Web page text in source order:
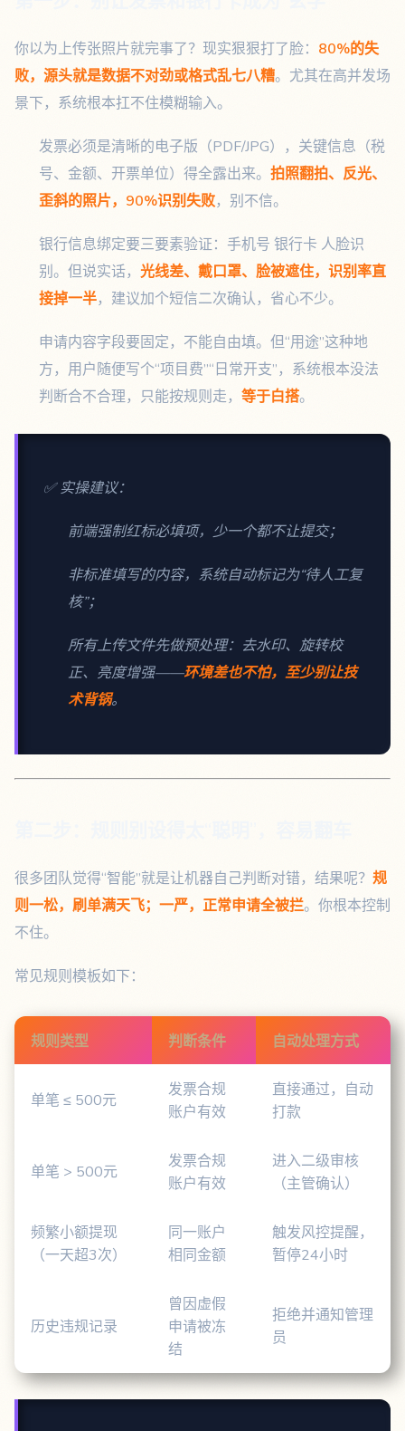
你以为上传张照片就完事了？现实狠狠打了脸： 80%的失
败，源头就是数据不对劲或格式乱七八糟。尤其在高并发场
景下，系统根本扛不住模糊输入。
发票必须是清晰的电子版（PDF/JPG），关键信息（税
号、金额、开票单位）得全露出来。 拍照翻拍、反光、
歪斜的照片，90%识别失败，别不信。
银行信息绑定要三要素验证：手机号 银行卡 人脸识
别。但说实话， 光线差、戴口罩、脸被遮住，识别率直
接掉一半，建议加个短信二次确认，省心不少。
申请内容字段要固定，不能自由填。但“用途”这种地
方，用户随便写个“项目费”“日常开支”，系统根本没法
判断合不合理，只能按规则走， 等于白搭。
✅ 实操建议：
前端强制红标必填项，少一个都不让提交；
非标准填写的内容，系统自动标记为“待人工复
核”；
所有上传文件先做预处理：去水印、旋转校
正、亮度增强——环境差也不怕，至少别让技
术背锅。
很多团队觉得“智能”就是让机器自己判断对错，结果呢？ 规
则一松，刷单满天飞；一严，正常申请全被拦。你根本控制
不住。
常见规则模板如下：
规则类型 判断条件 自动处理方式
单笔 ≤ 500元
发票合规
账户有效
直接通过，自动
打款
单笔 > 500元
发票合规
账户有效
进入二级审核
（主管确认）
频繁小额提现
（一天超3次）
同一账户
相同金额
触发风控提醒，
暂停24小时
历史违规记录
曾因虚假
申请被冻
结
拒绝并通知管理
员